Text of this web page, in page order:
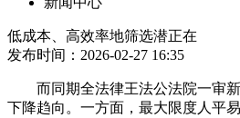
低成本、高效率地筛选潜正在
发布时间：2026-02-27 16:35
而同期全法律王法公法院一审新
下降趋向。一方面，最大限度人平